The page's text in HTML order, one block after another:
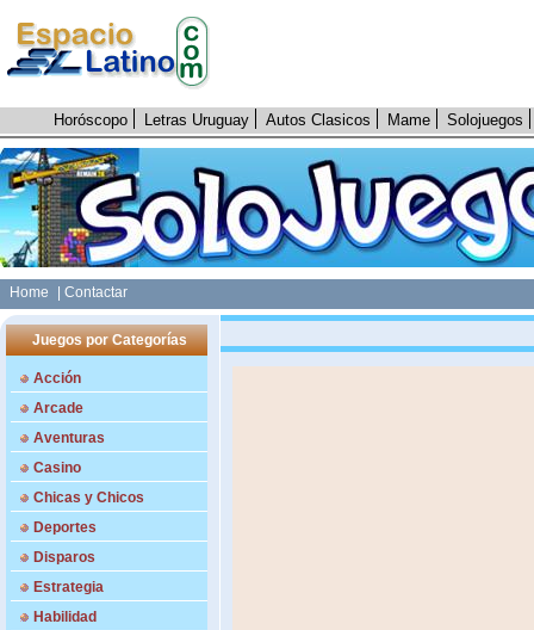
Horóscopo Letras Uruguay Autos Clasicos Mame Solojuegos
Home | Contactar
Juegos por Categorías
Acción
Arcade
Aventuras
Casino
Chicas y Chicos
Deportes
Disparos
Estrategia
Habilidad